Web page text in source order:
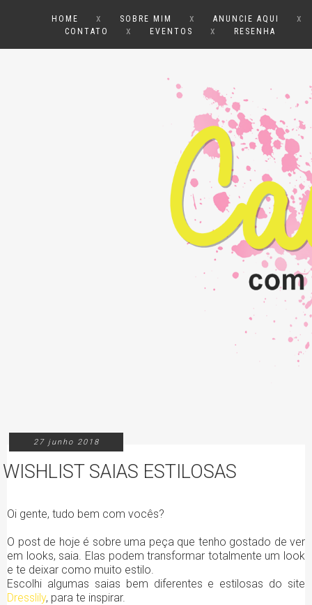
HOME x SOBRE MIM x ANUNCIE AQUI x
CONTATO x EVENTOS x RESENHA
27 junho 2018
WISHLIST SAIAS ESTILOSAS
Oi gente, tudo bem com vocês?
O post de hoje é sobre uma peça que tenho gostado de ver
em looks, saia. Elas podem transformar totalmente um look
e te deixar como muito estilo.
Escolhi algumas saias bem diferentes e estilosas do site
Dresslily, para te inspirar.